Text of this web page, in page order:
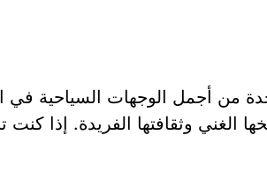
من أجمل الوجهات السياحية في
الغني وثقافتها الفريدة. إذا